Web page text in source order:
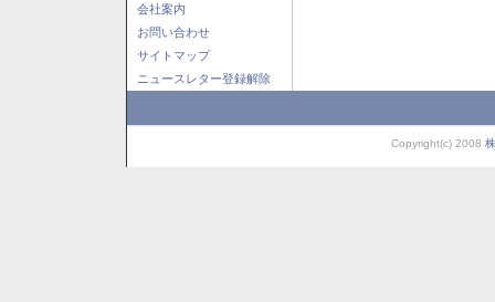
会社案内
お問い合わせ
サイトマップ
ニュースレター登録解除
Copyright(c) 2008